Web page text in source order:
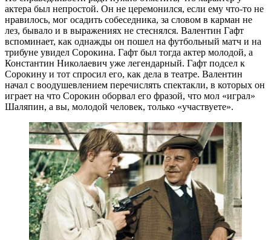
актера был непростой. Он не церемонился, если ему что-то не
нравилось, мог осадить собеседника, за словом в карман не
лез, бывало и в выражениях не стеснялся. Валентин Гафт
вспоминает, как однажды он пошел на футбольный матч и на
трибуне увидел Сорокина. Гафт был тогда актер молодой, а
Константин Николаевич уже легендарный. Гафт подсел к
Сорокину и тот спросил его, как дела в театре. Валентин
начал с воодушевлением перечислять спектакли, в которых он
играет на что Сорокин оборвал его фразой, что мол «играл»
Шаляпин, а вы, молодой человек, только «участвуете».